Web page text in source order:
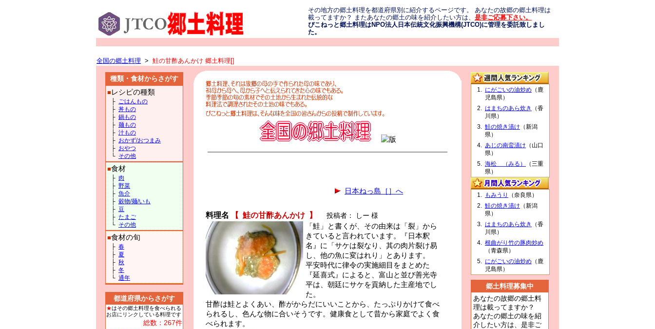
その地方の郷土料理を都道府県別に紹介するページです。 あなたの故郷の郷土料理は
載ってますか？ またあなたの郷土の味を紹介したい方は、 是非ご応募下さい。
ぴこねっと郷土料理はNPO法人日本伝統文化振興機構(JTCO)に管理を委託致しまし
た。
全国の郷土料理 > 鮭の甘酢あんかけ 郷土料理[]
種類・食材からさがす
■ レシピの種類
├ ごはんもの
├ 丼もの
├ 鍋もの
├ 麺もの
├ 汁もの
├ おかず/おつまみ
├ おやつ
└ その他
■食材
├ 肉
├ 野菜
├ 魚介
├ 穀物/麺/いも
├ 豆
├ たまご
└ その他
■食材の旬
├ 春
├ 夏
├ 秋
├ 冬
└ 通年
都道府県からさがす
★はその郷土料理を食べられる
お店にリンクしている料理です
総数：267件
日本ねっ島［］へ
料理名 【 鮭の甘酢あんかけ 】
投稿者： しー 様
「鮭」と書くが、その由来は「裂」から
きていると言われています。『日本釈
名』に「サケは裂なり、其の肉片裂け易
し、他の魚に変はれり」とあります。
平安時代に律令の実施細目をまとめた
『延喜式』によると、富山と並び善光寺
平は、朝廷にサケを貢納した主産地でし
た。
甘酢は鮭とよくあい、酢がからだにいいことから、たっぷりかけて食べ
られるし、色んな物に合いそうです。健康食として昔から家庭でよく食
べられます。
にがごいの油炒め （鹿
児島県）
はまちのあら炊き
（香
川県）
鮭の焼き漬け （新潟
県）
あじの南蛮漬け （山口
県）
海松 （みる）
（三重
県）
もみうり
（奈良県）
鮭の焼き漬け （新潟
県）
はまちのあら炊き
（香
川県）
根曲がり竹の豚肉炒め
（青森県）
にがごいの油炒め （鹿
児島県）
郷土料理募集中
あなたの故郷の郷土料
理は載ってますか？
あなたの郷土の味を紹
介したい方は、是非ご